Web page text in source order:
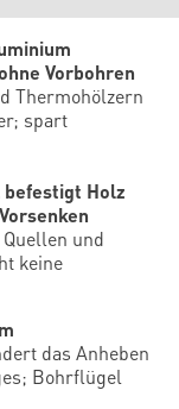
Vorbohren
Thermohölzern
spart
Holz
und
keine
das Anheben
Bohrflügel